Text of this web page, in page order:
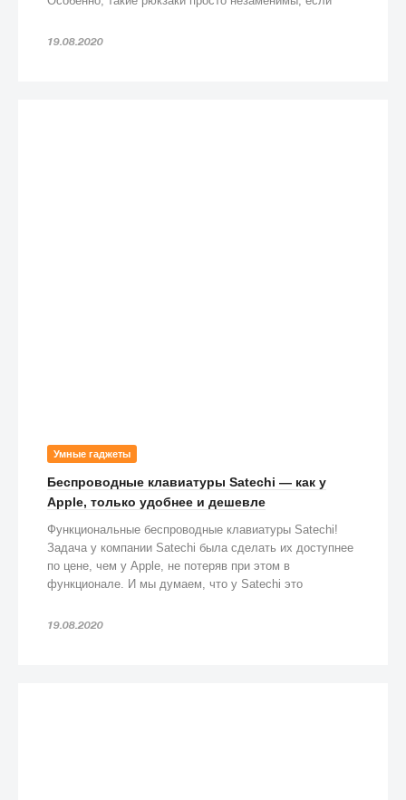
19.08.2020
Умные гаджеты
Беспроводные клавиатуры Satechi — как у
Apple, только удобнее и дешевле
Функциональные беспроводные клавиатуры Satechi!
Задача у компании Satechi была сделать их доступнее
по цене, чем у Apple, не потеряв при этом в
функционале. И мы думаем, что у Satechi это
19.08.2020